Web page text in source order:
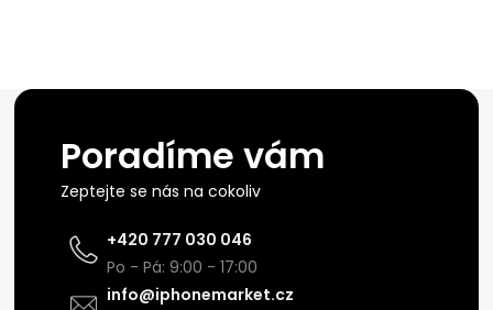
Poradíme vám
Zeptejte se nás na cokoliv
+420 777 030 046
Po - Pá: 9:00 - 17:00
info@iphonemarket.cz